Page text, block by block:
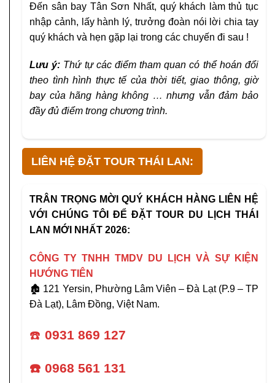
Đến sân bay Tân Sơn Nhất, quý khách làm thủ tục
nhập cảnh, lấy hành lý, trưởng đoàn nói lời chia tay
quý khách và hẹn gặp lại trong các chuyến đi sau !
Lưu ý: Thứ tự các điểm tham quan có thể hoán đổi
theo tình hình thực tế của thời tiết, giao thông, giờ
bay của hãng hàng không … nhưng vẫn đảm bảo
đầy đủ điểm trong chương trình.
LIÊN HỆ ĐẶT TOUR THÁI LAN:
TRÂN TRỌNG MỜI QUÝ KHÁCH HÀNG LIÊN HỆ
VỚI CHÚNG TÔI ĐỂ ĐẶT TOUR DU LỊCH THÁI
LAN MỚI NHẤT 2026:
CÔNG TY TNHH TMDV DU LỊCH VÀ SỰ KIỆN
HƯỚNG TIÊN
🏚️ 121 Yersin, Phường Lâm Viên – Đà Lạt (P.9 – TP
Đà Lạt), Lâm Đồng, Việt Nam.
☎️ 0931 869 127
☎️ 0968 561 131